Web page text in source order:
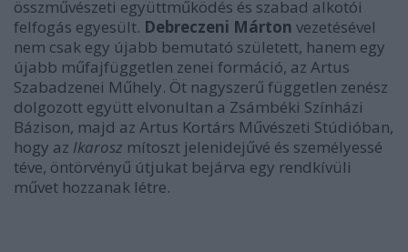
összművészeti együttműködés és szabad alkotói
felfogás egyesült. Debreczeni Márton vezetésével
nem csak egy újabb bemutató született, hanem egy
újabb műfajfüggetlen zenei formáció, az Artus
Szabadzenei Műhely. Öt nagyszerű független zenész
dolgozott együtt elvonultan a Zsámbéki Színházi
Bázison, majd az Artus Kortárs Művészeti Stúdióban,
hogy az Ikarosz mítoszt jelenidejűvé és személyessé
téve, öntörvényű útjukat bejárva egy rendkívüli
művet hozzanak létre.